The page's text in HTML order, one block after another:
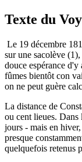
Texte du
Le 19 décembre
sur une sacolève
douce espérance
fûmes bientôt con
on ne peut guère
La distance de
ou cent lieues. Dans
jours - mais en
presque
quelquefois retenus